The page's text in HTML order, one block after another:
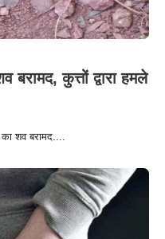
कुत्तों द्वारा हमले
शव बरामद....